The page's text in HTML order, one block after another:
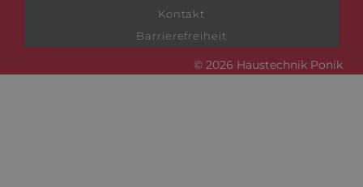
Kontakt
Barrierefreiheit
© 2026 Haustechnik Ponik